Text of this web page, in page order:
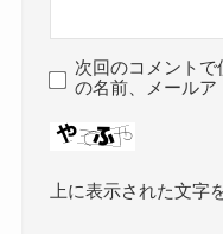
次回のコメント
の名前、メールア
上に表示された文字